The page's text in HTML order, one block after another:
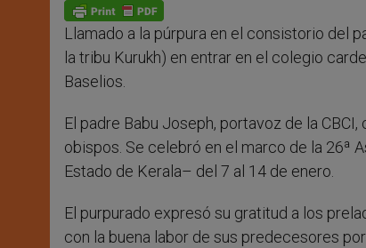
p
p
g
e
r
o
k
Llamado a la púrpura en el consistorio del
la tribu Kurukh) en entrar en el colegio
Baselios.
El padre Babu Joseph, portavoz de la
obispos. Se celebró en el marco de la 26ª
Estado de Kerala– del 7 al 14 de enero.
El purpurado expresó su gratitud a los
con la buena labor de sus predecesores